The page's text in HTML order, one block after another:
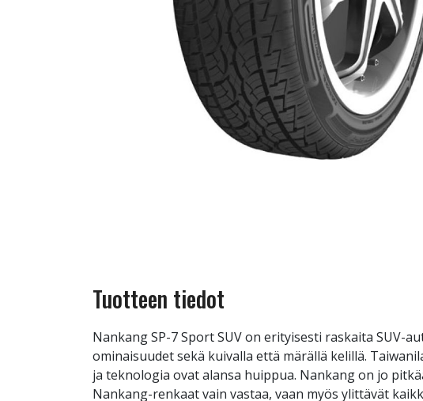
Tuotteen tiedot
Nankang SP-7 Sport SUV on erityisesti raskaita
ominaisuudet sekä kuivalla että märällä kelillä.
ja teknologia ovat alansa huippua. Nankang on jo
Nankang-renkaat vain vastaa, vaan myös ylittävät